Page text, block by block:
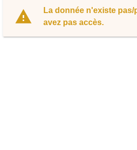
La donnée n'existe
avez pas accès.